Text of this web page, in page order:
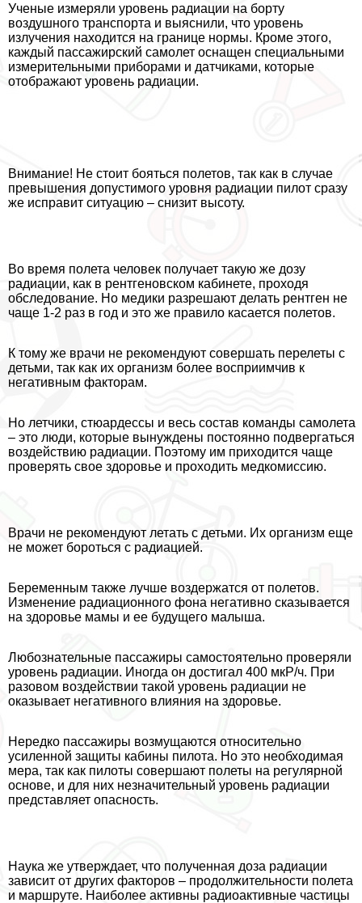
Ученые измеряли уровень радиации на борту
воздушного трaнcпорта и выяснили, что уровень
излучения находится на границе нормы. Кроме этого,
каждый пассажирский самолет оснащен специальными
измерительными приборами и датчиками, которые
отображают уровень радиации.
Внимание! Не стоит бояться полетов, так как в случае
превышения допустимого уровня радиации пилот сразу
же исправит ситуацию – снизит высоту.
Во время полета человек получает такую же дозу
радиации, как в рентгеновском кабинете, проходя
обследование. Но медики разрешают делать рентген не
чаще 1-2 раз в год и это же правило касается полетов.
К тому же врачи не рекомендуют совершать перелеты с
детьми, так как их организм более восприимчив к
негативным факторам.
Но летчики, стюардессы и весь состав комaнды самолета
– это люди, которые вынуждены постоянно подвергаться
воздействию радиации. Поэтому им приходится чаще
проверять свое здоровье и проходить медкомиссию.
Врачи не рекомендуют летать с детьми. Их организм еще
не может бороться с радиацией.
Беременным также лучше воздержатся от полетов.
Изменение радиационного фона негативно сказывается
на здоровье мамы и ее будущего малыша.
Любознательные пассажиры самостоятельно проверяли
уровень радиации. Иногда он достигал 400 мкР/ч. При
разовом воздействии такой уровень радиации не
оказывает негативного влияния на здоровье.
Нередко пассажиры возмущаются относительно
усиленной защиты кабины пилота. Но это необходимая
мера, так как пилоты совершают полеты на регулярной
основе, и для них незначительный уровень радиации
представляет опасность.
Наука же утверждает, что полученная доза радиации
зависит от других факторов – продолжительности полета
и маршруте. Наиболее активны радиоактивные частицы